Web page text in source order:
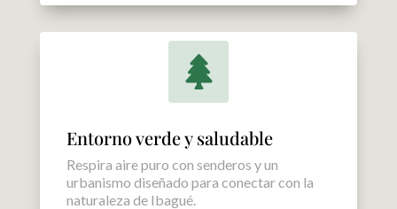

Entorno verde y saludable
Respira aire puro con senderos y un
urbanismo diseñado para conectar con la
naturaleza de Ibagué.